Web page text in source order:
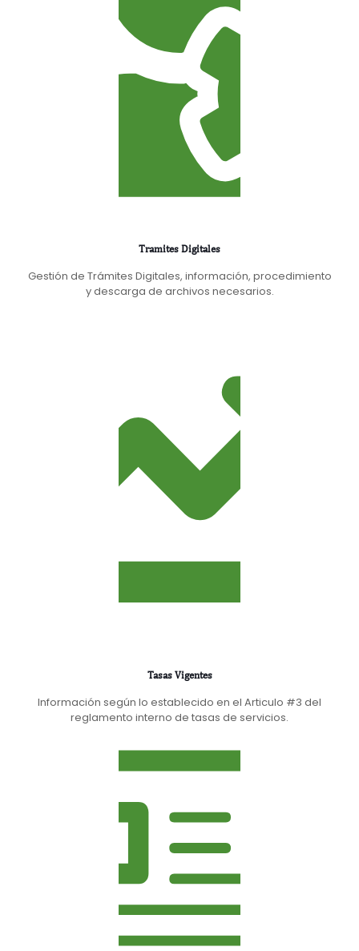
Tramites Digitales
Gestión de Trámites Digitales, información, procedimiento
y descarga de archivos necesarios.
Tasas Vigentes
Información según lo establecido en el Articulo #3 del
reglamento interno de tasas de servicios.